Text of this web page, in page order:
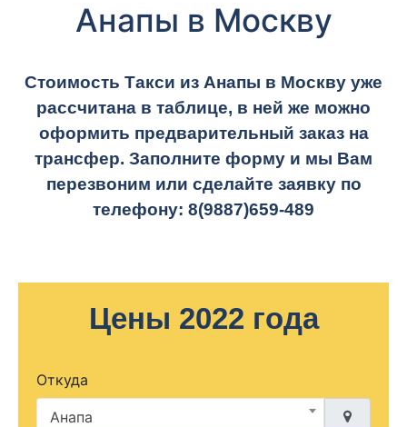
Анапы в Москву
Стоимость Такси из Анапы в Москву уже
рассчитана в таблице, в ней же можно
оформить предварительный заказ на
трансфер. Заполните форму и мы Вам
перезвоним или сделайте заявку по
телефону: 8(9887)659-489
Цены 2022 года
Откуда
Анапа